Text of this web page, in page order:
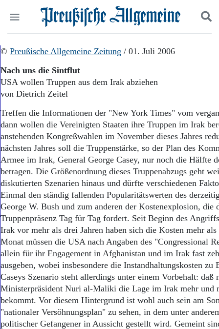
Start
Wer wir sind
Aktuelle Ausgabe
Abonnenten-Login
Abonnent werden
Abo Prämien
Archiv
Mediadaten
Politik
Panorama
Geschichte
Ostpreußen
Pommern
Berlin-Brandenburg
Schlesien
Danzig und Westpreußen
Bücher
Kontakt
Impressum
Datenschutz
Suchen und finden
© Preußische Allgemeine Zeitung / 01. Juli 2006
Nach uns die Sintflut
USA wollen Truppen aus dem Irak abziehen
von Dietrich Zeitel
Treffen die Informationen der "New York Times" vom
dann wollen die Vereinigten Staaten ihre Truppen im Irak
anstehenden Kongreßwahlen im November dieses Jahres
nächsten Jahres soll die Truppenstärke, so der Plan des
Armee im Irak, General George Casey, nur noch die Hälfte
betragen. Die Größenordnung dieses Truppenabzugs geht
diskutierten Szenarien hinaus und dürfte verschiedenen
Einmal den ständig fallenden Popularitätswerten des
George W. Bush und zum anderen der Kostenexplosion, die
Truppenpräsenz Tag für Tag fordert. Seit Beginn des
Irak vor mehr als drei Jahren haben sich die Kosten mehr
Monat müssen die USA nach Angaben des "Congressional
allein für ihr Engagement in Afghanistan und im Irak fast
ausgeben, wobei insbesondere die Instandhaltungskosten zu
Caseys Szenario steht allerdings unter einem Vorbehalt: daß
Ministerpräsident Nuri al-Maliki die Lage im Irak mehr und
bekommt. Vor diesem Hintergrund ist wohl auch sein am
"nationaler Versöhnungsplan" zu sehen, in dem unter
politischer Gefangener in Aussicht gestellt wird. Gemeint